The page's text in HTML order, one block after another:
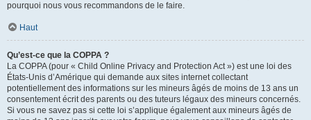
pourquoi nous vous recommandons de le faire.
Haut
Qu’est-ce que la COPPA ?
La COPPA (pour « Child Online Privacy and Protection Act ») est une loi des
États-Unis d’Amérique qui demande aux sites internet collectant
potentiellement des informations sur les mineurs âgés de moins de 13 ans un
consentement écrit des parents ou des tuteurs légaux des mineurs concernés.
Si vous ne savez pas si cette loi s’applique également aux mineurs âgés de